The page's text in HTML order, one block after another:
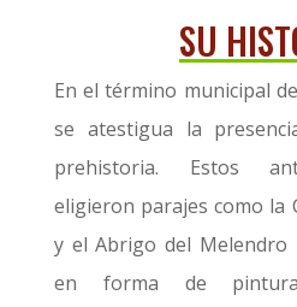
SU
En el término municipal
se atestigua la
prehistoria. Estos
eligieron parajes como la
y el Abrigo del Melendro
en forma de